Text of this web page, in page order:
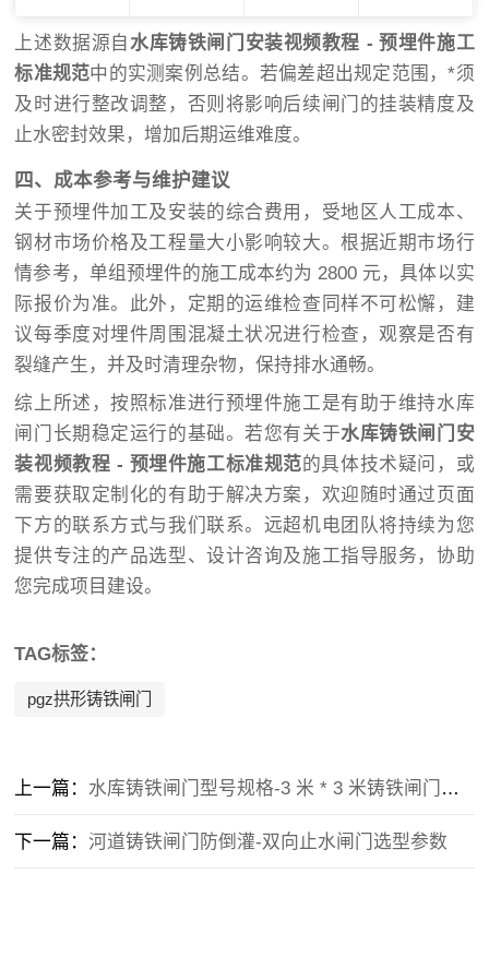
上述数据源自水库铸铁闸门安装视频教程 - 预埋件施工
标准规范中的实测案例总结。若偏差超出规定范围，*须
及时进行整改调整，否则将影响后续闸门的挂装精度及
止水密封效果，增加后期运维难度。
四、成本参考与维护建议
关于预埋件加工及安装的综合费用，受地区人工成本、
钢材市场价格及工程量大小影响较大。根据近期市场行
情参考，单组预埋件的施工成本约为 2800 元，具体以实
际报价为准。此外，定期的运维检查同样不可松懈，建
议每季度对埋件周围混凝土状况进行检查，观察是否有
裂缝产生，并及时清理杂物，保持排水通畅。
综上所述，按照标准进行预埋件施工是有助于维持水库
闸门长期稳定运行的基础。若您有关于水库铸铁闸门安
装视频教程 - 预埋件施工标准规范的具体技术疑问，或
需要获取定制化的有助于解决方案，欢迎随时通过页面
下方的联系方式与我们联系。远超机电团队将持续为您
提供专注的产品选型、设计咨询及施工指导服务，协助
您完成项目建设。
TAG标签：
pgz拱形铸铁闸门
上一篇： 水库铸铁闸门型号规格-3 米 * 3 米铸铁闸门承重计算
下一篇： 河道铸铁闸门防倒灌-双向止水闸门选型参数